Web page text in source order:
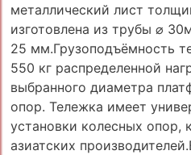
металлический лист
изготовлена из трубы ⌀
25 мм.Грузоподъёмность
550 кг распределенной
выбранного диаметра
опор. Тележка имеет
установки колесных опор,
азиатских